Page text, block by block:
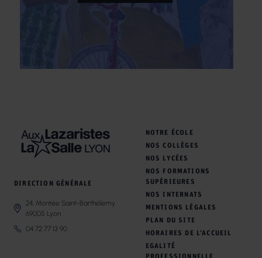
DIRECTION GÉNÉRALE
24, Montée Saint-Barthélemy
69005 Lyon
04 72 77 13 90
NOTRE ÉCOLE
NOS COLLÈGES
NOS LYCÉES
NOS FORMATIONS
SUPÉRIEURES
NOS INTERNATS
MENTIONS LÉGALES
PLAN DU SITE
HORAIRES DE L’ACCUEIL
EGALITÉ
PROFESSIONNELLE